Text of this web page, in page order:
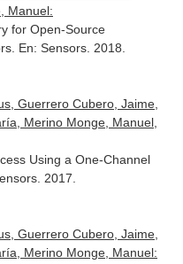
Manuel:
for Open-Source
En: Sensors. 2018.
Guerrero Cubero, Jaime,
Merino Monge, Manuel,
Using a One-Channel
. 2017.
Guerrero Cubero, Jaime,
Merino Monge, Manuel: